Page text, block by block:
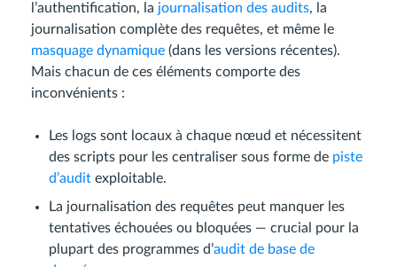
l’authentification, la journalisation des audits, la
journalisation complète des requêtes, et même le
masquage dynamique (dans les versions récentes).
Mais chacun de ces éléments comporte des
inconvénients :
Les logs sont locaux à chaque nœud et nécessitent
des scripts pour les centraliser sous forme de piste
d’audit exploitable.
La journalisation des requêtes peut manquer les
tentatives échouées ou bloquées — crucial pour la
plupart des programmes d’audit de base de